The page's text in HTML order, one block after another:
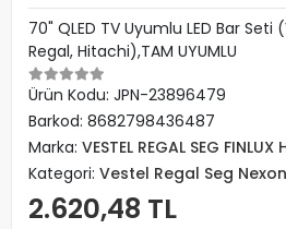
70" QLED TV Uyumlu LED Bar Seti
Regal, Hitachi),TAM UYUMLU
Ürün Kodu: JPN-23896479
Barkod: 8682798436487
Marka: VESTEL REGAL SEG FINLUX
Kategori: Vestel Regal Seg Nexon
2.620,48 TL